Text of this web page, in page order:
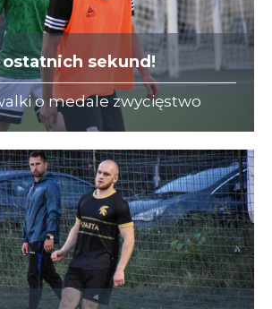
sekund!
o medale zwycięstwo
STAL, który zdobył
gola w ostatniej akcji